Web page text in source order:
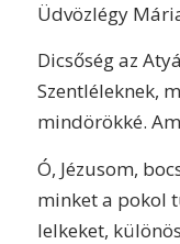
Üdvözlégy
Dicsőség az
Szentléleknek,
mindörökké.
Ó, Jézusom,
minket a pokol
lelkeket,